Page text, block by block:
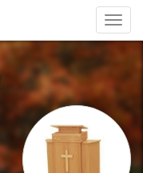
Toggle